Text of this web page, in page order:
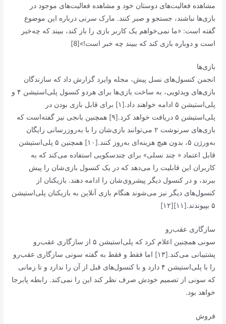
مشاهده فعالیت‌های دوستان خود و مشاهده فعالیت‌های موجود در
بازی‌ها نباشند، جستجو و صبر کنند. مارک سرنی درباره این موضوع
گفته است: «ما نمی‌خواهم یک کاربر بازی را باز کند، ببیند که چه‌خبر
است و دوباره بازی کند که ببیند چه خبر است!»[8]
بازی‌ها
انجمن کنسول‌های نسل پیش، مجله وایرد گزارش داد که سازندگان
بازی‌های ویدئویی، به ساخت بازی‌ها برای هردو کنسول پلی‌استیشن ۴ و
پلی‌استیشن ۵ ادامه خواهند داد.[۱] برای قابل بازی بودن در
پلی‌استیشن ۵ دریافت خواهد کرد.[۹] همچنین بانجی نیز گفته‌است که
بازی‌های سرنوشت ۲ می‌توانند بازی‌شان را با به‌روزرسانی رایگان
به‌ورژن ۵، بدون هیچ هزینه‌ای به‌روز کنند.[۱۰] همچنین ۵ پلی‌استیشن
قابل اعتماد « چند نسلی» برای چندسکویی استفاده می‌کند که به
کاربران این قابلیت را می‌دهد که در یک کنسول بازی‌شان را پیش
ببرند، و در کنسول دیگر پیشروی‌شان را ادامه دهند. بازیکنان از
کنسول‌های دیگر نیز می‌شوند هنگام بازی آنلاین به بازیکنان پلی‌استیشن
۵ بپیوندند.[۱۱][۱۲]
سازگاری عقب‌رو
سونی همچنین اعلام کرد که پلی‌استیشن ۵ از سازگاری عقب‌رو
پشتیبانی می‌کند.[۱۳] اما فقط و فقط به گفته سونی سازگاری عقب‌رو
را با پلی‌استیشن ۴ دارد و با کنسول‌های قبل از آن را ندارد و تا زمانی
که سونی از تصمیم خودش صرف نظر کند این را نمی‌کند. رابطه پابرجا
خواهد بود.
فروش